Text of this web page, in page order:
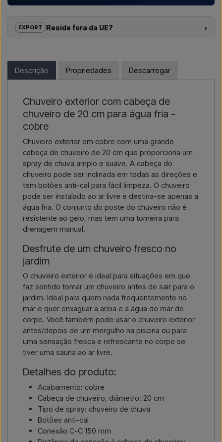
turísticos e promotores imobiliários com
individuaispara duches exteriores – desde a escolha do
Se pretende um
entrega de maior dimensão
, contacte-nos – respondemos
rapidamente.
Contactar por e-mail → Ligar-nos →
EXPORT Reside fora da UE?
›
webshop. Em vez disso, pode contactar-nos e receber um
preço com entrega e, se aplicável, documentos aduaneiros.
ou link para o artigo) e onde deve ser faturado e entregue, e
receberá uma oferta.
Descrição Propriedades Descarregar
Chuveiro exterior com cabeça de
chuveiro de 20 cm para água fria -
cobre
Chuveiro exterior em cobre com uma grande
cabeça de chuveiro de 20 cm que proporciona um
spray de chuva amplo e suave. A cabeça do
chuveiro pode ser inclinada em todas as direções e
tem botões anti-cal para fácil limpeza. O chuveiro
pode ser instalado ao ar livre e destina-se apenas a
água fria. O conjunto do poste do chuveiro não é
resistente ao gelo, mas tem uma torneira para
drenagem manual.
Desfrute de um chuveiro fresco no
jardim
O chuveiro exterior é ideal para situações em que
faz sentido tomar um chuveiro antes de sair para o
jardim. Ideal para quem nada frequentemente no
mar e quer enxaguar a areia e a água do mar do
corpo. Você também pode usar o chuveiro exterior
antes/depois de um mergulho na piscina ou para
uma sensação fresca e refrescante no corpo se
tiver uma sauna ao ar livre.
Detalhes do produto:
Acabamento: cobre
Cabeça de chuveiro, diâmetro: 20 cm
Tipo de spray: chuveiro de chuva
Botões anti-cal
Conexão C-C 150 mm